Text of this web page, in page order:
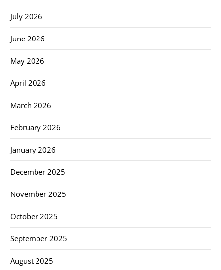
July 2026
June 2026
May 2026
April 2026
March 2026
February 2026
January 2026
December 2025
November 2025
October 2025
September 2025
August 2025